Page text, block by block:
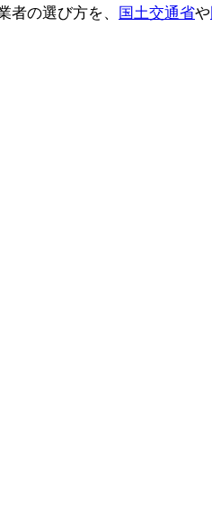
の選び方を、 国土交通省や